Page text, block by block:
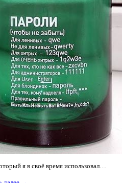
я в своё время использовал…